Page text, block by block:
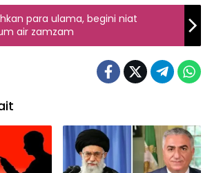
para ulama, begini niat
air zamzam